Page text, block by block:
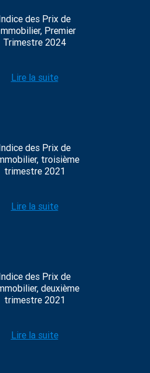
Indice des Prix de
Premier
Trimestre 2024
Lire la suite
Indice des Prix de
troisième
trimestre 2021
Lire la suite
Indice des Prix de
deuxième
trimestre 2021
Lire la suite